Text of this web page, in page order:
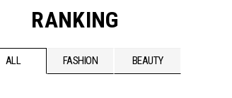
RANKING
ALL FASHION BEAUTY